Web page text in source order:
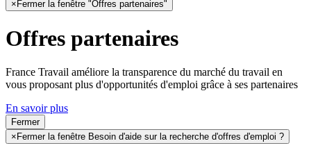
×Fermer la fenêtre "Offres partenaires"
Offres partenaires
France Travail améliore la transparence du marché du travail en
vous proposant plus d'opportunités d'emploi grâce à ses partenaires
En savoir plus
Fermer
× Fermer la fenêtre Besoin d'aide sur la recherche d'offres d'emploi ?